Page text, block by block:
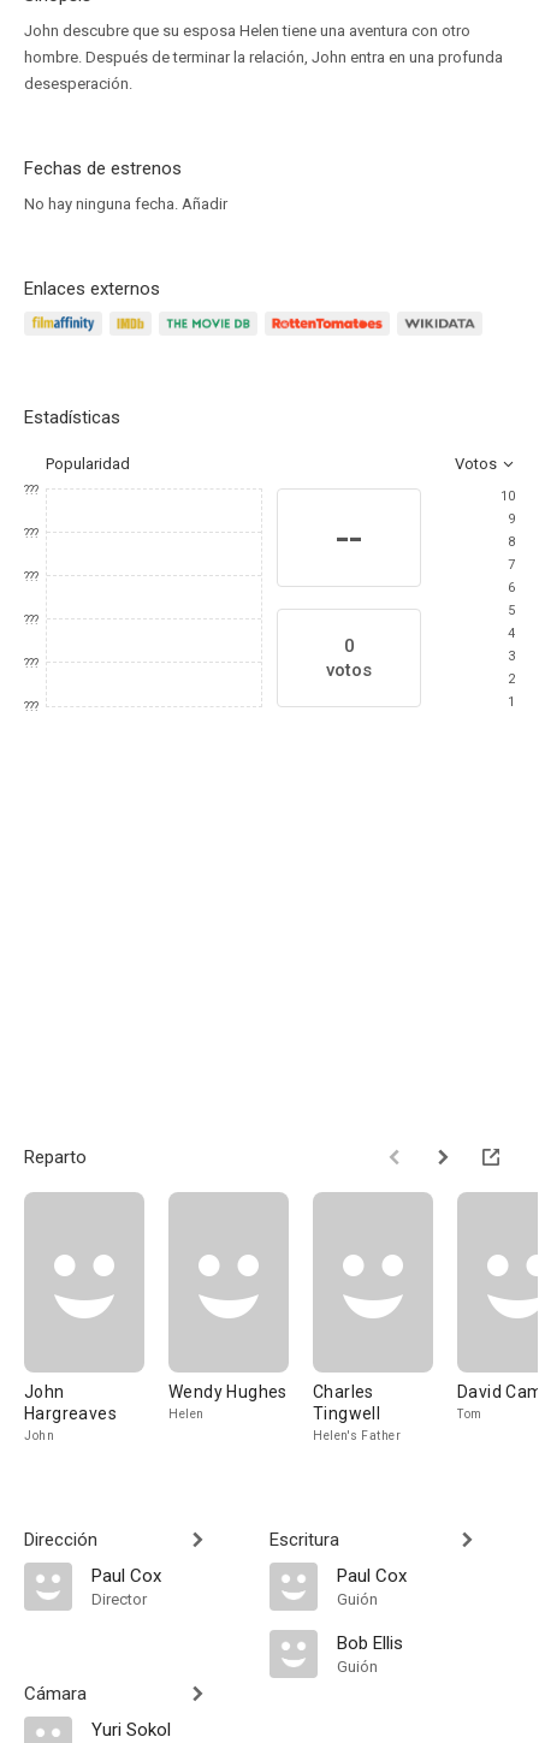
John descubre que su esposa Helen tiene una aventura con otro
hombre. Después de terminar la relación, John entra en una profunda
desesperación.
Fechas de estrenos
No hay ninguna fecha. Añadir
Enlaces externos
Estadísticas
Popularidad Votos
???
???
???
???
???
???
--
0
votos
10
9
8
7
6
5
4
3
2
1
Reparto
John
Hargreaves
John
Wendy Hughes
Helen
Charles
Tingwell
Helen's Father
David
Tom
Dirección
Paul Cox
Director
Cámara
Yuri Sokol
Escritura
Paul Cox
Guión
Bob Ellis
Guión